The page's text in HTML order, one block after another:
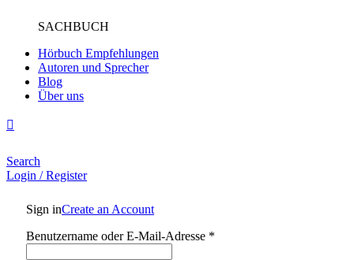
SACHBUCH
Hörbuch Empfehlungen
Autoren und Sprecher
Blog
Über uns
Search
Login / Register
Sign inCreate an Account
Benutzername oder E-Mail-Adresse *